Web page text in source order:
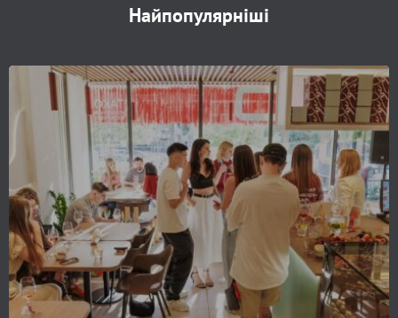
Найпопулярніші